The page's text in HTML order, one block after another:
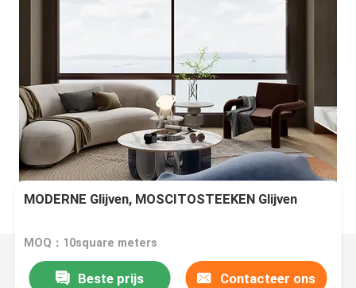
MODERNE Glijven, MOSCITOSTEEKEN Glijven
MOQ：10square meters
Beste prijs Contacteer ons